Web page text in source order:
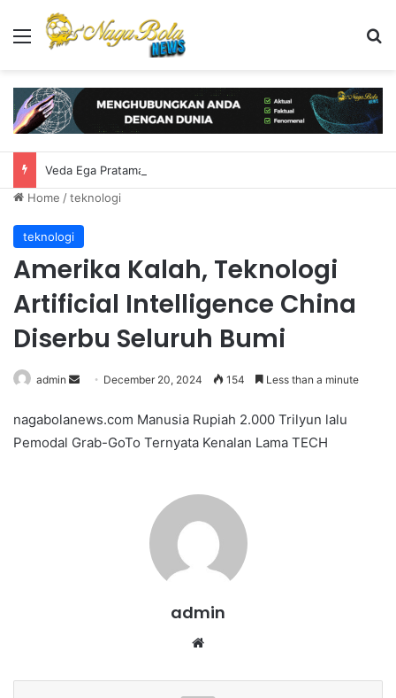
Menu
Home /teknologi
teknologi
Amerika Kalah, Teknologi
Artificial Intelligence China
Diserbu Seluruh Bumi
admin
n
d
December 20, 2024 154 Less than a minute
nagabolanews.com Manusia Rupiah 2.000 Trilyun lalu
Pemodal Grab-GoTo Ternyata Kenalan Lama TECH
admin
te